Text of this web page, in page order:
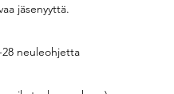
jäsenyyttä.
28 neuleohjetta